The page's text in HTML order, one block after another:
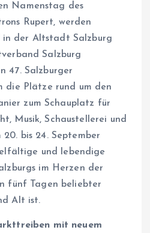
Namenstag des
Rupert, werden
der Altstadt Salzburg
Salzburg
47. Salzburger
die Plätze rund um den
zum Schauplatz für
Musik, Schaustellerei und
20. bis 24. September
und lebendige
im Herzen der
fünf Tagen beliebter
Alt ist.
mit neuem